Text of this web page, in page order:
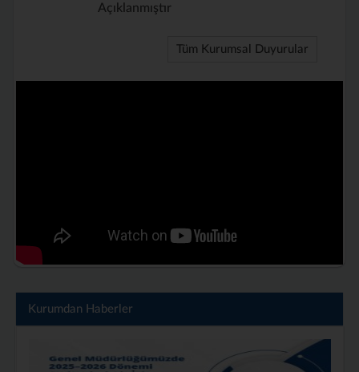
Açıklanmıştır
Tüm Kurumsal Duyurular
Kurumdan Haberler